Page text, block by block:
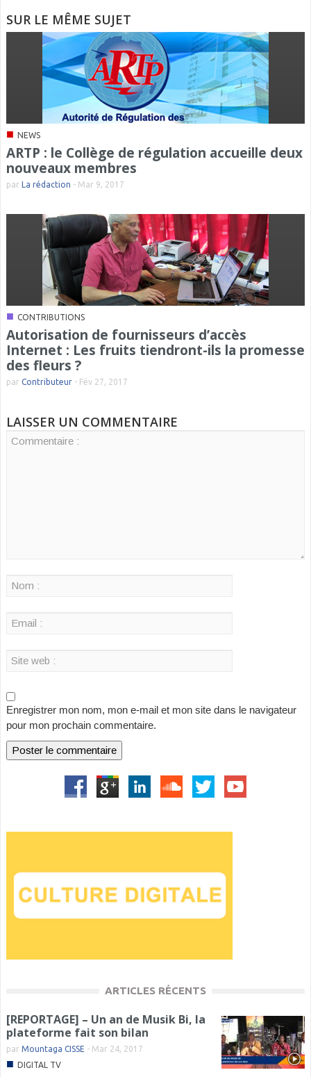
SUR LE MÊME SUJET
■ NEWS
ARTP : le Collège de régulation accueille deux
nouveaux membres
par La rédaction - Mar 9, 2017
■ CONTRIBUTIONS
Autorisation de fournisseurs d’accès
Internet : Les fruits tiendront-ils la promesse
des fleurs ?
par Contributeur - Fév 27, 2017
LAISSER UN COMMENTAIRE
Enregistrer mon nom, mon e-mail et mon site dans le navigateur
pour mon prochain commentaire.
ARTICLES RÉCENTS
[REPORTAGE] – Un an de Musik Bi, la
plateforme fait son bilan
par Mountaga CISSE - Mar 24, 2017
■ DIGITAL TV